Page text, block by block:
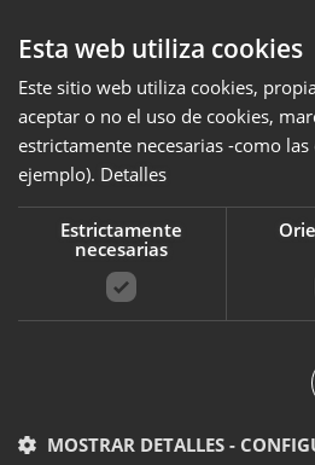
Esta web utiliza cookies
Este sitio web utiliza cookies,
aceptar o no el uso de cookies,
estrictamente necesarias -como
ejemplo). Detalles
Estrictamente
necesarias
MOSTRAR DETALLES -